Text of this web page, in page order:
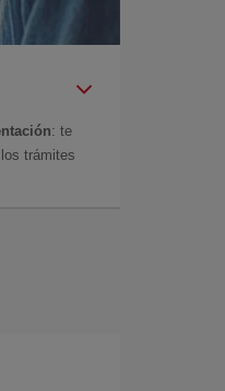
: te
trámites